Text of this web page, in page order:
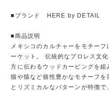
■ブランド HERE by DETAIL
■商品説明
メキシコのカルチャーをモチー
ーケット。 伝統的なプロレス文
方に伝わるウッドカービングを組
猫や猿など個性豊かなモチーフ
とリズミカルなパターンが特徴